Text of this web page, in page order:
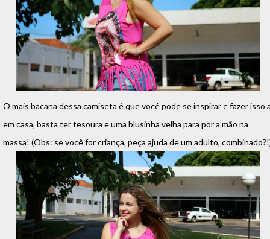
O mais bacana dessa camiseta é que você pode se inspirar e fazer isso
em casa, basta ter tesoura e uma blusinha velha para por a mão na
massa! (Obs: se você for criança, peça ajuda de um adulto,